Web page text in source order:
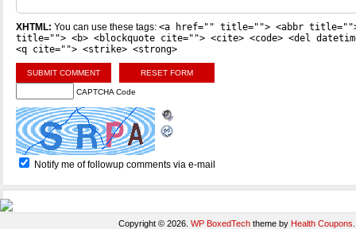
XHTML: You can use these tags: <a href="" title=""> <abbr title="">
title=""> <b> <blockquote cite=""> <cite> <code> <del
<q cite=""> <strike> <strong>
CAPTCHA Code
Notify me of followup comments via e-mail
Copyright © 2026.WP BoxedTech theme by Health Coupons